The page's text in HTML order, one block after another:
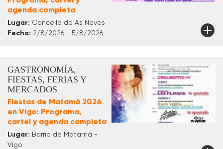
agenda completa
Lugar: Concello de As Neves
Fecha: 2/8/2026 - 5/8/2026
GASTRONOMÍA,
FIESTAS, FERIAS Y
MERCADOS
Fiestas de Matamá 2026
en Vigo: Programa,
cartel y agenda completa
Lugar: Barrio de Matamá -
Vigo